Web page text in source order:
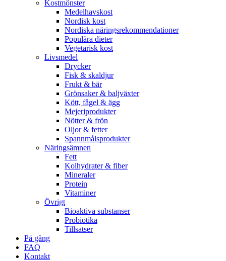
Kostmönster
Medelhavskost
Nordisk kost
Nordiska näringsrekommendationer
Populära dieter
Vegetarisk kost
Livsmedel
Drycker
Fisk & skaldjur
Frukt & bär
Grönsaker & baljväxter
Kött, fågel & ägg
Mejeriprodukter
Nötter & frön
Oljor & fetter
Spannmålsprodukter
Näringsämnen
Fett
Kolhydrater & fiber
Mineraler
Protein
Vitaminer
Övrigt
Bioaktiva substanser
Probiotika
Tillsatser
På gång
FAQ
Kontakt